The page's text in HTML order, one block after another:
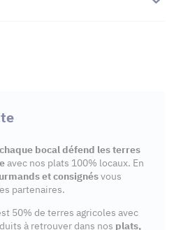
chaque bocal défend les terres
avec nos plats 100% locaux. En
et consignésvous
partenaires.
50% de terres agricoles avec
à retrouver dans nos plats,